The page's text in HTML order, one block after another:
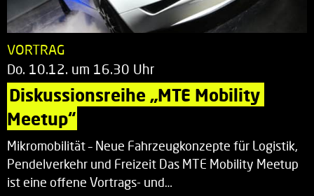
VORTRAG
Do. 10.12. um 16.30 Uhr
Diskussionsreihe „MTE Mobility
Meetup“
Mikromobilität – Neue Fahrzeugkonzepte für Logistik,
Pendelverkehr und Freizeit Das MTE Mobility Meetup
ist eine offene Vortrags- und…